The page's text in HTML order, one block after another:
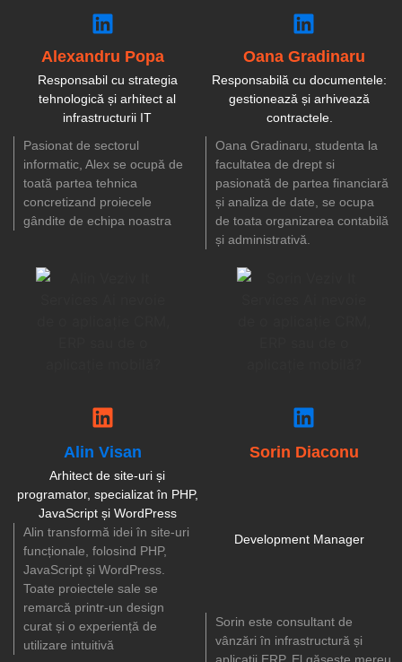
Alexandru Popa
Responsabil cu strategia
tehnologică și arhitect al
infrastructurii IT
Pasionat de sectorul
informatic, Alex se ocupă de
toată partea tehnica
concretizand proiecele
gândite de echipa noastra
Oana Gradinaru
Responsabilă cu documentele:
gestionează și arhivează
contractele.
Oana Gradinaru, studenta la
facultatea de drept si
pasionată de partea financiară
și analiza de date, se ocupa
de toata organizarea contabilă
și administrativă.
Alin Visan
Arhitect de site-uri și
programator, specializat în PHP,
JavaScript și WordPress
Alin transformă idei în site-uri
funcționale, folosind PHP,
JavaScript și WordPress.
Toate proiectele sale se
remarcă printr-un design
curat și o experiență de
utilizare intuitivă
Sorin Diaconu
Development Manager
Sorin este consultant de
vânzări în infrastructură și
aplicații ERP. El găsește mereu